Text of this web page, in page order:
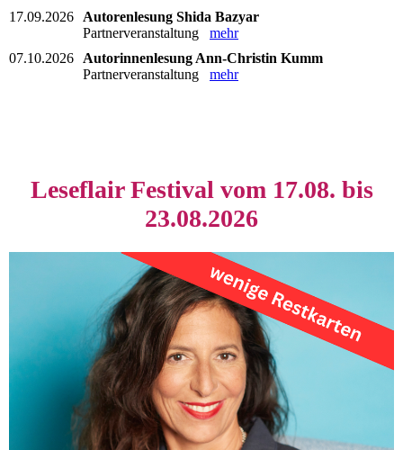
17.09.2026
Autorenlesung Shida Bazyar
Partnerveranstaltung mehr
07.10.2026
Autorinnenlesung Ann-Christin Kumm
Partnerveranstaltung mehr
Leseflair Festival vom 17.08. bis
23.08.2026